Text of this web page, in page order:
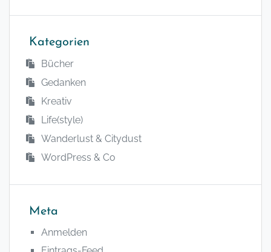
Kategorien
Bücher
Gedanken
Kreativ
Life(style)
Wanderlust & Citydust
WordPress & Co
Meta
Anmelden